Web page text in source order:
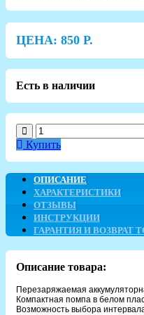
ЦЕНА: 850 Р.
Есть в наличии
Купить
ОПИСАНИЕ
ХАРАКТЕРИСТИКИ
ОТЗЫВЫ
ИНСТРУКЦИИ
ГАРАНТИЯ И ВОЗВРАТ
Описание товара:
Перезаряжаемая
Компактная помпа в белом
Возможность выбора